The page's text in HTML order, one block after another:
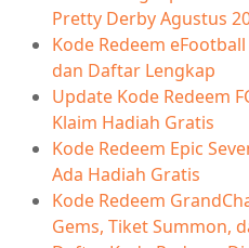
Pretty Derby Agustus
Kode Redeem
dan Daftar Lengkap
Update Kode Redeem
Klaim Hadiah Gratis
Kode Redeem Epic
Ada Hadiah Gratis
Kode Redeem
Gems, Tiket Summon,